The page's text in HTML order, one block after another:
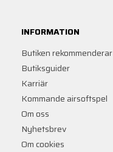
INFORMATION
Butiken rekommenderar
Butiksguider
Karriär
Kommande airsoftspel
Om oss
Nyhetsbrev
Om cookies